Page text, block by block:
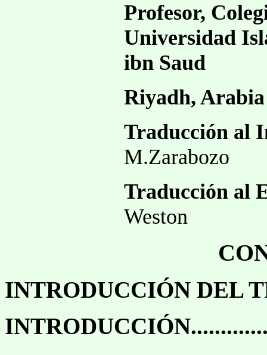
Profesor,
Universidad
ibn Saud
Riyadh,
Traducción al
M.Zarabozo
Traducción al
Weston
INTRODUCCIÓN DEL